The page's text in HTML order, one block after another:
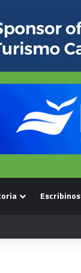
Escribinos